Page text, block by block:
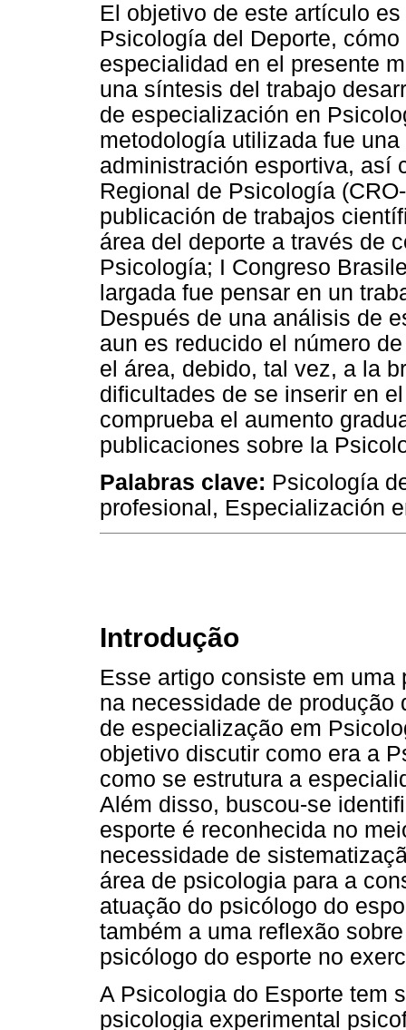
El objetivo de este artículo
Psicología del Deporte,
especialidad en el presente
una síntesis del trabajo
de especialización en
metodología utilizada fue
administración esportiva, así
Regional de Psicología
publicación de trabajos
área del deporte a través de
Psicología; I Congreso
largada fue pensar en un
Después de una análisis de
aun es reducido el número
el área, debido, tal vez, a la
dificultades de se inserir en
comprueba el aumento
publicaciones sobre la
Palabras clave: Psicología
profesional, Especialización
Introdução
Esse artigo consiste em
na necessidade de
de especialização em
objetivo discutir como era a
como se estrutura a
Além disso, buscou-se
esporte é reconhecida no
necessidade de
área de psicologia para a
atuação do psicólogo do
também a uma reflexão
psicólogo do esporte no
A Psicologia do Esporte tem
psicologia experimental